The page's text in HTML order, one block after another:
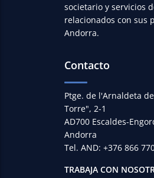
societario y servicios
relacionados con sus
Andorra.
Contacto
Ptge. de l'Arnaldeta
Torre", 2-1
AD700 Escaldes-
Andorra
Tel. AND: +376 866
TRABAJA CON